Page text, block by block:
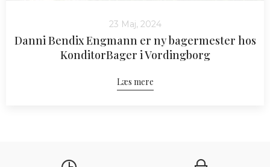
23 Maj, 2024
Danni Bendix Engmann er ny bagermester hos
KonditorBager i Vordingborg
Læs mere